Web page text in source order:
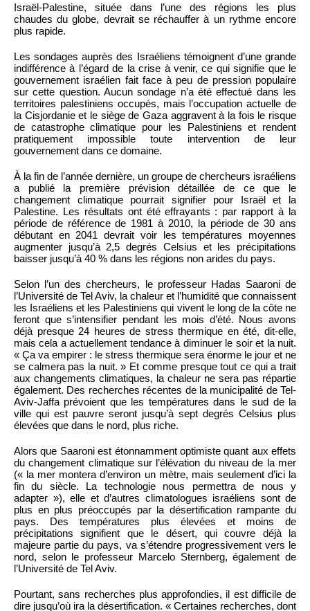
Israël-Palestine, située dans l’une des régions les plus
chaudes du globe, devrait se réchauffer à un rythme encore
plus rapide.
Les sondages auprès des Israéliens témoignent d’une grande
indifférence à l’égard de la crise à venir, ce qui signifie que le
gouvernement israélien fait face à peu de pression populaire
sur cette question. Aucun sondage n’a été effectué dans les
territoires palestiniens occupés, mais l’occupation actuelle de
la Cisjordanie et le siège de Gaza aggravent à la fois le risque
de catastrophe climatique pour les Palestiniens et rendent
pratiquement impossible toute intervention de leur
gouvernement dans ce domaine.
À la fin de l’année dernière, un groupe de chercheurs israéliens
a publié la première prévision détaillée de ce que le
changement climatique pourrait signifier pour Israël et la
Palestine. Les résultats ont été effrayants : par rapport à la
période de référence de 1981 à 2010, la période de 30 ans
débutant en 2041 devrait voir les températures moyennes
augmenter jusqu’à 2,5 degrés Celsius et les précipitations
baisser jusqu’à 40 % dans les régions non arides du pays.
Selon l’un des chercheurs, le professeur Hadas Saaroni de
l’Université de Tel Aviv, la chaleur et l’humidité que connaissent
les Israéliens et les Palestiniens qui vivent le long de la côte ne
feront que s’intensifier pendant les mois d’été. Nous avons
déjà presque 24 heures de stress thermique en été, dit-elle,
mais cela a actuellement tendance à diminuer le soir et la nuit.
« Ça va empirer : le stress thermique sera énorme le jour et ne
se calmera pas la nuit. » Et comme presque tout ce qui a trait
aux changements climatiques, la chaleur ne sera pas répartie
également. Des recherches récentes de la municipalité de Tel-
Aviv-Jaffa prévoient que les températures dans le sud de la
ville qui est pauvre seront jusqu’à sept degrés Celsius plus
élevées que dans le nord, plus riche.
Alors que Saaroni est étonnamment optimiste quant aux effets
du changement climatique sur l’élévation du niveau de la mer
(« la mer montera d’environ un mètre, mais seulement d’ici la
fin du siècle. La technologie nous permettra de nous y
adapter »), elle et d’autres climatologues israéliens sont de
plus en plus préoccupés par la désertification rampante du
pays. Des températures plus élevées et moins de
précipitations signifient que le désert, qui couvre déjà la
majeure partie du pays, va s’étendre progressivement vers le
nord, selon le professeur Marcelo Sternberg, également de
l’Université de Tel Aviv.
Pourtant, sans recherches plus approfondies, il est difficile de
dire jusqu’où ira la désertification. « Certaines recherches, dont